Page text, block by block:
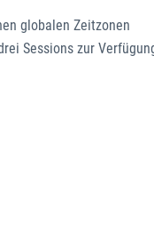
globalen Zeitzonen
Sessions zur